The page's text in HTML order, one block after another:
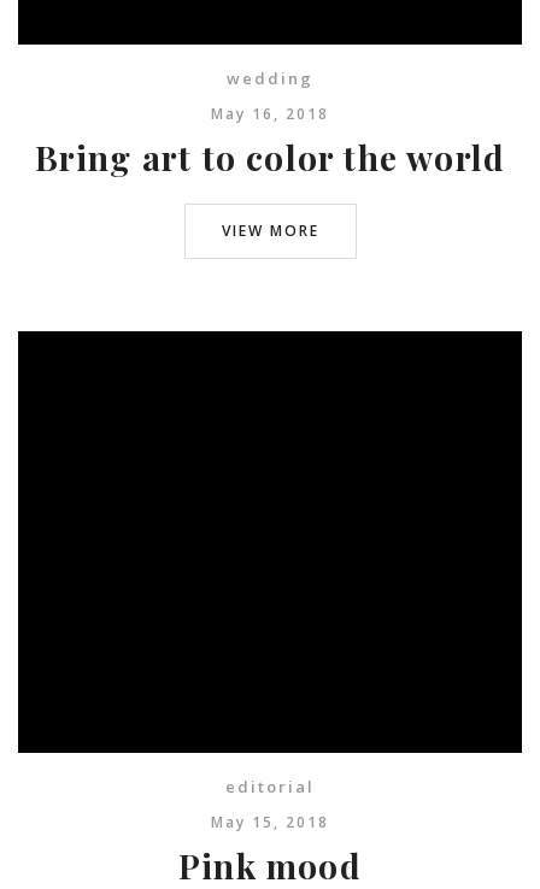
wedding
May 16, 2018
Bring art to color the world
VIEW MORE
editorial
May 15, 2018
Pink mood